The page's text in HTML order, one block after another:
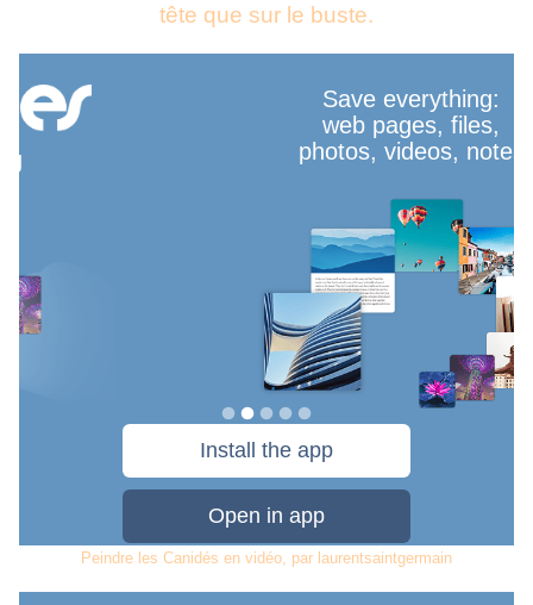
tête que sur le buste.
Peindre les Canidés en vidéo , par laurentsaintgermain